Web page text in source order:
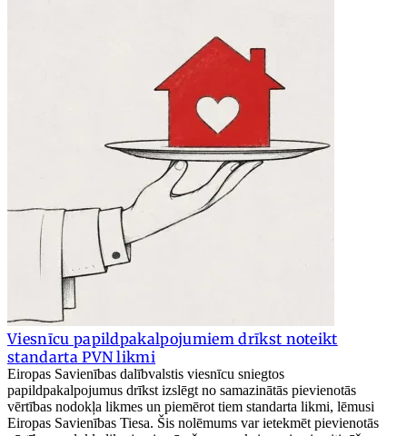
Viesnīcu papildpakalpojumiem drīkst noteikt
standarta PVN likmi
Eiropas Savienības dalībvalstis viesnīcu sniegtos
papildpakalpojumus drīkst izslēgt no samazinātās pievienotās
vērtības nodokļa likmes un piemērot tiem standarta likmi, lēmusi
Eiropas Savienības Tiesa. Šis nolēmums var ietekmēt pievienotās